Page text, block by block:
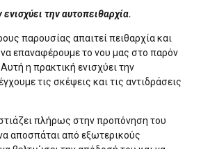
την αυτοπειθαρχία.
παρουσίας απαιτεί πειθαρχία και
επαναφέρουμε το νου μας στο παρόν
η πρακτική ενισχύει την
τις σκέψεις και τις αντιδράσεις
πλήρως στην προπόνηση του
αποσπάται από εξωτερικούς